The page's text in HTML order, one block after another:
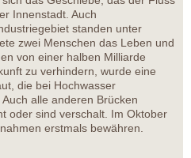
Innenstadt. Auch
standen unter
zwei Menschen das Leben und
von einer halben Milliarde
zu verhindern, wurde eine
die bei Hochwasser
alle anderen Brücken
oder sind verschalt. Im Oktober
erstmals bewähren.